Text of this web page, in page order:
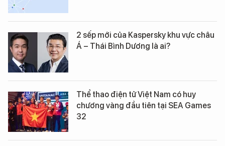
2 sếp mới của Kaspersky khu vực châu
Á – Thái Bình Dương là ai?
Thể thao điện tử Việt Nam có huy
chương vàng đầu tiên tại SEA Games
32